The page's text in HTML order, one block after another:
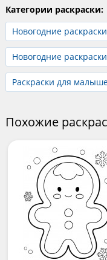
Категории раскраски:
Новогодние
Новогодние раскраски
Раскраски для
Похожие